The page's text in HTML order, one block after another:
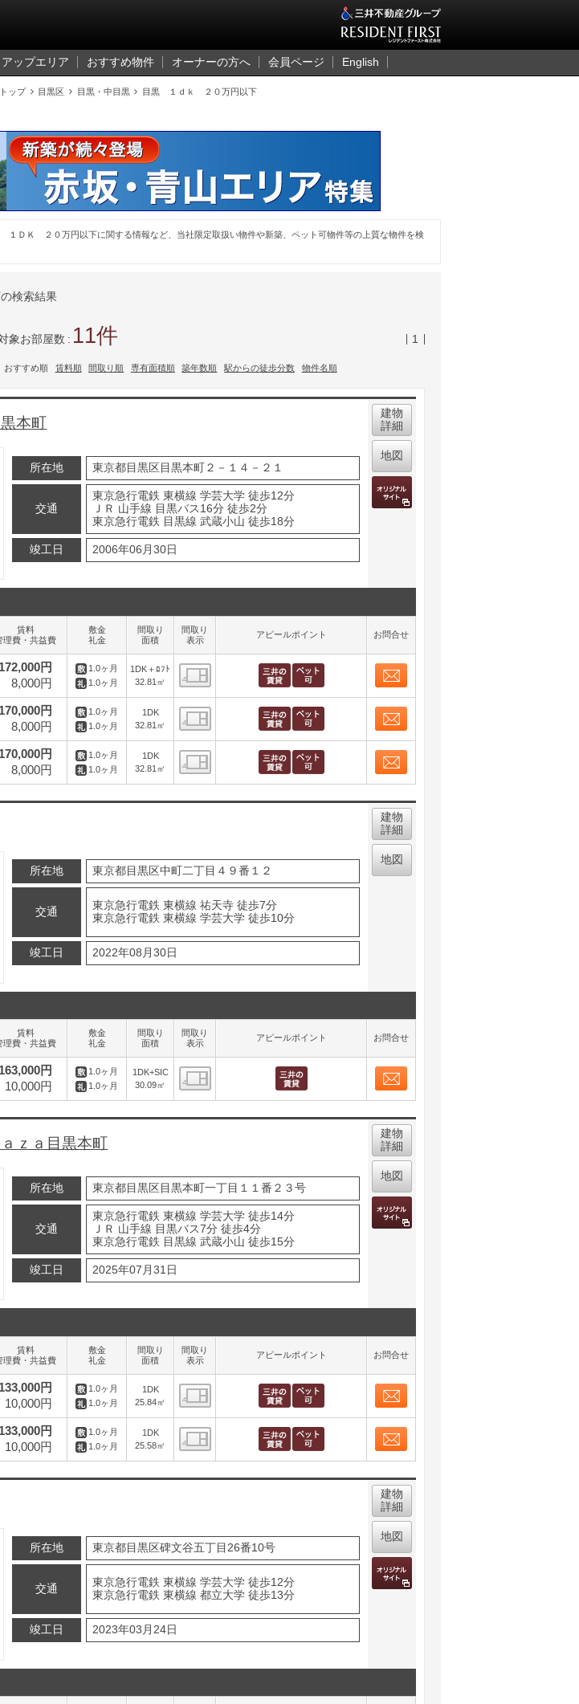
ップエリア おすすめ物件 オーナーの方へ 会員ページ English
ップ  目黒区  目黒・中目黒  目黒 １ｄｋ ２０万円以下
ＤＫ ２０万円以下に関する情報など、当社限定取扱い物件や新築、ペット可物件等の上質な物件を検
検索結果
象お部屋数 11 1
おすすめ順 賃料順 間取り順 専有面積順 築年数順 駅からの徒歩分数 物件名順
本町
所在地 東京都目黒区目黒本町２－１４－２１
交通
東京急行電鉄 東横線 学芸大学 徒歩12分
ＪＲ 山手線 目黒バス16分 徒歩2分
東京急行電鉄 目黒線 武蔵小山 徒歩18分
竣工日 2006年06月30日
建物
詳細
地図
賃料
理費・共益費
敷金
礼金
間取り
面積
間取り
表示
アピールポイント お問合せ
172,000円
8,000円
1.0ヶ月
1.0ヶ月
1DK＋ﾛﾌﾄ
32.81㎡
間取り表示
170,000円
8,000円
1.0ヶ月
1.0ヶ月
1DK
32.81㎡
間取り表示
170,000円
8,000円
1.0ヶ月
1.0ヶ月
1DK
32.81㎡
間取り表示
所在地 東京都目黒区中町二丁目４９番１２
交通
東京急行電鉄 東横線 祐天寺 徒歩7分
東京急行電鉄 東横線 学芸大学 徒歩10分
竣工日 2022年08月30日
建物
詳細
地図
賃料
理費・共益費
敷金
礼金
間取り
面積
間取り
表示
アピールポイント お問合せ
163,000円
10,000円
1.0ヶ月
1.0ヶ月
1DK+SIC
30.09㎡
間取り表示
ｚａ目黒本町
所在地 東京都目黒区目黒本町一丁目１１番２３号
交通
東京急行電鉄 東横線 学芸大学 徒歩14分
ＪＲ 山手線 目黒バス7分 徒歩4分
東京急行電鉄 目黒線 武蔵小山 徒歩15分
竣工日 2025年07月31日
建物
詳細
地図
賃料
理費・共益費
敷金
礼金
間取り
面積
間取り
表示
アピールポイント お問合せ
133,000円
10,000円
1.0ヶ月
1.0ヶ月
1DK
25.84㎡
間取り表示
133,000円
10,000円
1.0ヶ月
1.0ヶ月
1DK
25.58㎡
間取り表示
所在地 東京都目黒区碑文谷五丁目26番10号
交通
東京急行電鉄 東横線 学芸大学 徒歩12分
東京急行電鉄 東横線 都立大学 徒歩13分
竣工日 2023年03月24日
建物
詳細
地図